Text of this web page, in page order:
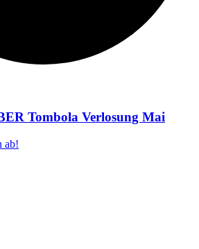
Tombola Verlosung Mai
ab!